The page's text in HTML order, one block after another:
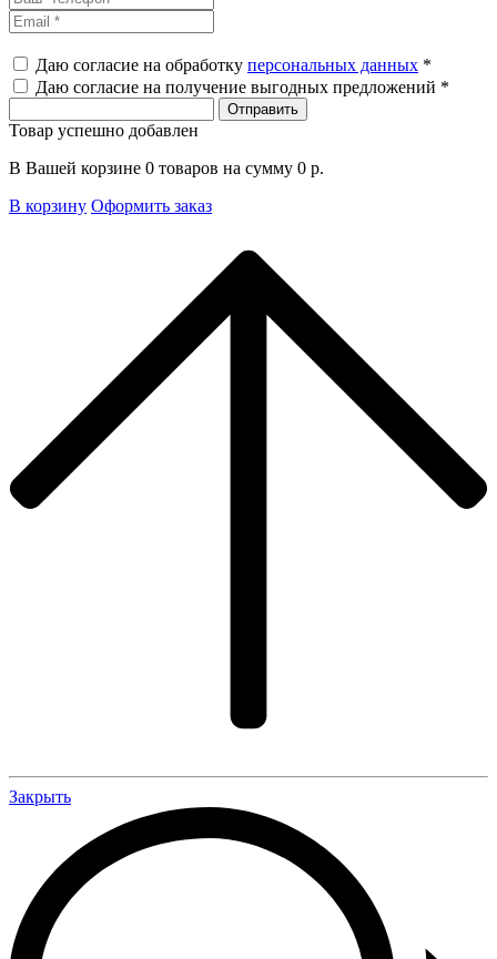
Даю согласие на обработку персональных данных *
Даю согласие на получение выгодных предложений *
Товар успешно добавлен
В Вашей корзине 0 товаров на сумму 0 р.
В корзину Оформить заказ
Закрыть